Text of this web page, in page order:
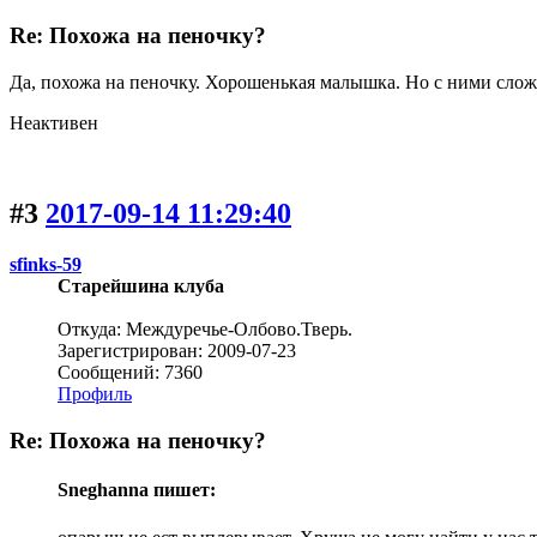
Re: Похожа на пеночку?
Да, похожа на пеночку. Хорошенькая малышка. Но с ними
Неактивен
#3 2017-09-14 11:29:40
sfinks-59
Старейшина клуба
Откуда: Междуречье-Олбово.Тверь.
Зарегистрирован: 2009-07-23
Сообщений: 7360
Профиль
Re: Похожа на пеночку?
Sneghanna пишет: